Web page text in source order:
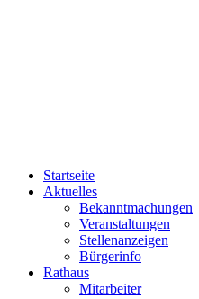
Startseite
Aktuelles
Bekanntmachungen
Veranstaltungen
Stellenanzeigen
Bürgerinfo
Rathaus
Mitarbeiter